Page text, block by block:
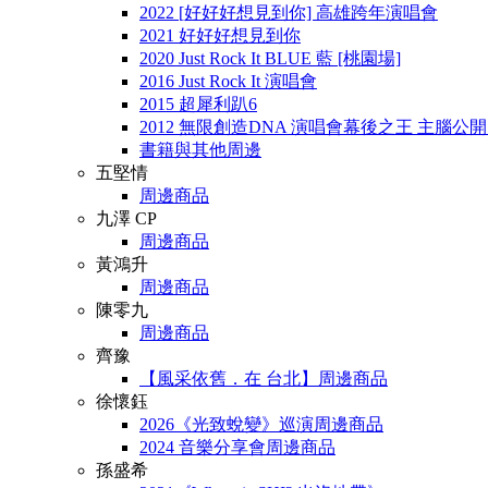
2022 [好好好想見到你] 高雄跨年演唱會
2021 好好好想見到你
2020 Just Rock It BLUE 藍 [桃園場]
2016 Just Rock It 演唱會
2015 超犀利趴6
2012 無限創造DNA 演唱會幕後之王 主腦公
書籍與其他周邊
五堅情
周邊商品
九澤 CP
周邊商品
黃鴻升
周邊商品
陳零九
周邊商品
齊豫
【風采依舊．在 台北】周邊商品
徐懷鈺
2026《光致蛻變》巡演周邊商品
2024 音樂分享會周邊商品
孫盛希